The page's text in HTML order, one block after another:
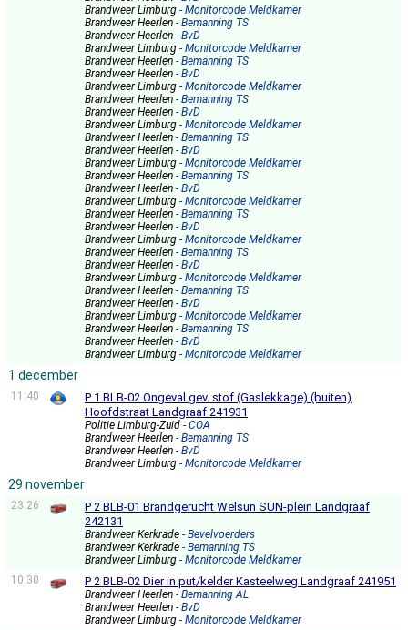
Brandweer Limburg - Monitorcode Meldkamer
Brandweer Heerlen - Bemanning TS
Brandweer Heerlen - BvD
Brandweer Limburg - Monitorcode Meldkamer
Brandweer Heerlen - Bemanning TS
Brandweer Heerlen - BvD
Brandweer Limburg - Monitorcode Meldkamer
Brandweer Heerlen - Bemanning TS
Brandweer Heerlen - BvD
Brandweer Limburg - Monitorcode Meldkamer
Brandweer Heerlen - Bemanning TS
Brandweer Heerlen - BvD
Brandweer Limburg - Monitorcode Meldkamer
Brandweer Heerlen - Bemanning TS
Brandweer Heerlen - BvD
Brandweer Limburg - Monitorcode Meldkamer
Brandweer Heerlen - Bemanning TS
Brandweer Heerlen - BvD
Brandweer Limburg - Monitorcode Meldkamer
Brandweer Heerlen - Bemanning TS
Brandweer Heerlen - BvD
Brandweer Limburg - Monitorcode Meldkamer
Brandweer Heerlen - Bemanning TS
Brandweer Heerlen - BvD
Brandweer Limburg - Monitorcode Meldkamer
Brandweer Heerlen - Bemanning TS
Brandweer Heerlen - BvD
Brandweer Limburg - Monitorcode Meldkamer
1 december
11:40
P 1 BLB-02 Ongeval gev. stof (Gaslekkage) (buiten)
Hoofdstraat Landgraaf 241931
Politie Limburg-Zuid - COA
Brandweer Heerlen - Bemanning TS
Brandweer Heerlen - BvD
Brandweer Limburg - Monitorcode Meldkamer
29 november
23:26
P 2 BLB-01 Brandgerucht Welsun SUN-plein Landgraaf
242131
Brandweer Kerkrade - Bevelvoerders
Brandweer Kerkrade - Bemanning TS
Brandweer Limburg - Monitorcode Meldkamer
10:30
P 2 BLB-02 Dier in put/kelder Kasteelweg Landgraaf 241951
Brandweer Heerlen - Bemanning AL
Brandweer Heerlen - BvD
Brandweer Limburg - Monitorcode Meldkamer